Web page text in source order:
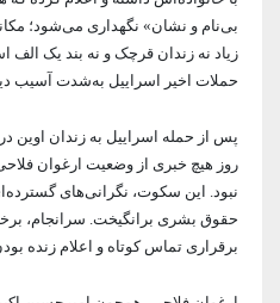
شورای مرکزی
آختار
بی‌نام و نشان» نگهداری می‌شود؛
زیاد نه زندان قرچک و نه بند یک الف
حملات اخیر اسراییل به‌شدت آسیب
پس از حمله اسراییل به زندان اوین
نبود. این سکوت، نگرانی‌های
حقوق بشری برانگیخت. سرانجام،
برقراری تماس کوتاه و اعلام زنده